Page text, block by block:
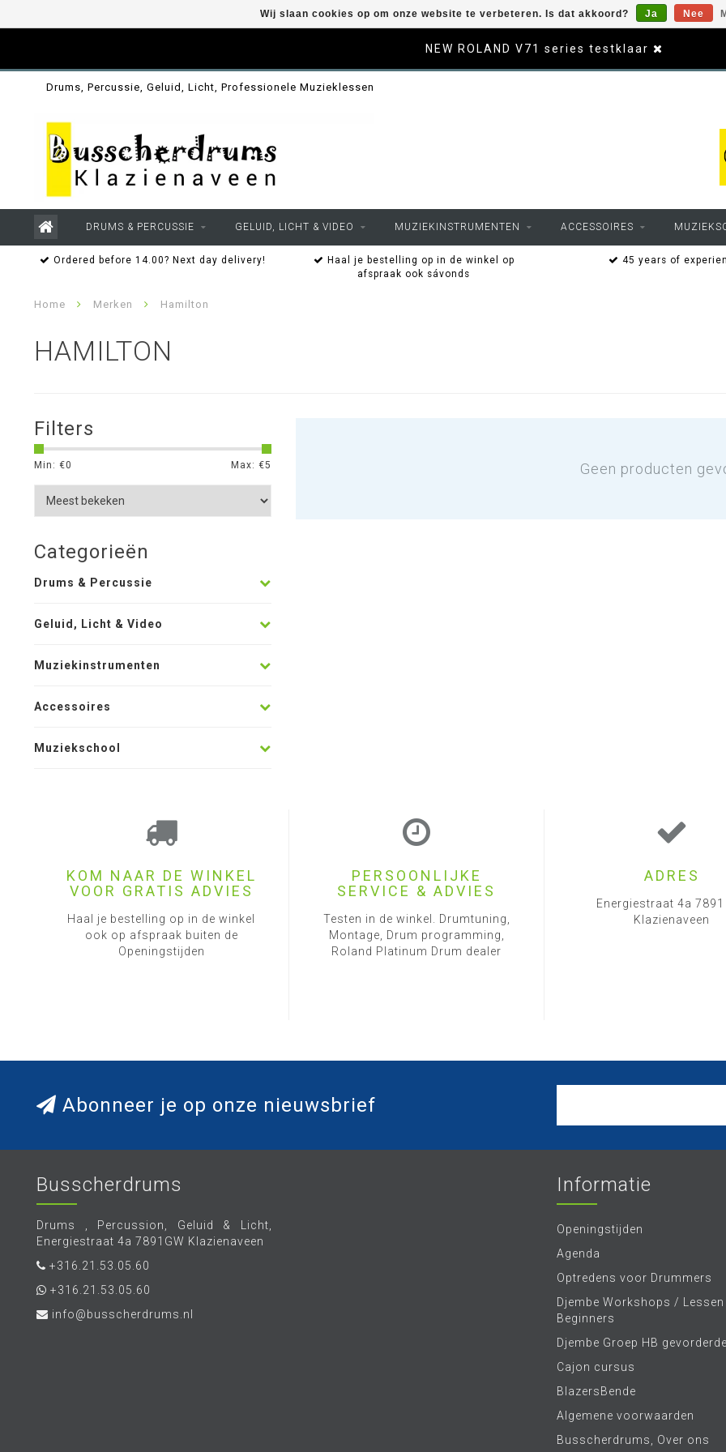
NEW ROLAND V71 series testklaar
Drums, Percussie, Geluid, Licht, Professionele Muzieklessen
DRUMS & PERCUSSIE GELUID, LICHT & VIDEO MUZIEKINSTRUMENTEN ACCESSOIRES
Ordered before 14.00? Next day delivery!
Haal je bestelling op in de winkel op
afspraak ook sávonds
45 years of
Home Merken Hamilton
HAMILTON
Filters
Min: €0 Max: €5
Categorieën
Drums & Percussie
Geluid, Licht & Video
Muziekinstrumenten
Accessoires
Muziekschool
Geen producten
Wij slaan cookies op om onze website te verbeteren. Is dat akkoord? Ja Nee
KOM NAAR DE WINKEL
VOOR GRATIS ADVIES
Haal je bestelling op in de winkel
ook op afspraak buiten de
Openingstijden
PERSOONLIJKE
SERVICE & ADVIES
Testen in de winkel. Drumtuning,
Montage, Drum programming,
Roland Platinum Drum dealer
ADRES
Energiestraat 4a 7891
Klazienaveen
Abonneer je op onze nieuwsbrief
Busscherdrums
Drums , Percussion, Geluid & Licht,
Energiestraat 4a 7891GW Klazienaveen
+316.21.53.05.60
+316.21.53.05.60
info@busscherdrums.nl
Informatie
Openingstijden
Agenda
Optredens voor Drummers
Djembe Workshops /
Beginners
Djembe Groep HB
Cajon cursus
BlazersBende
Algemene voorwaarden
Busscherdrums, Over ons